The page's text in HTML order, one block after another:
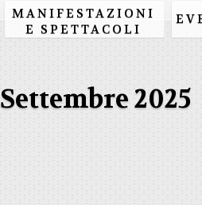
MANIFESTAZIONI
E SPETTACOLI
Settembre 2025